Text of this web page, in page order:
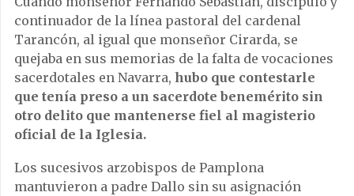
continuador de la línea pastoral del cardenal
Tarancón, al igual que monseñor Cirarda, se
quejaba en sus memorias de la falta de vocaciones
sacerdotales en Navarra, hubo que contestarle
que tenía preso a un sacerdote benemérito sin
otro delito que mantenerse fiel al magisterio
oficial de la Iglesia.
Los sucesivos arzobispos de Pamplona
mantuvieron a padre Dallo sin su asignación